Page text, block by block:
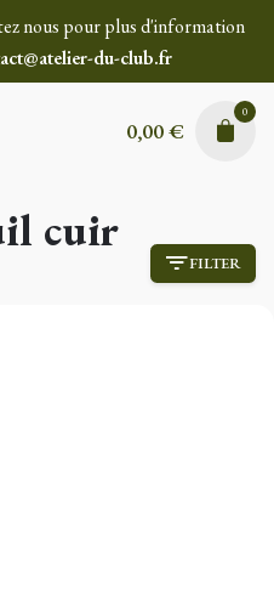
nous pour plus d'information
du-club.fr
0,00€
0
cuir
FILTER